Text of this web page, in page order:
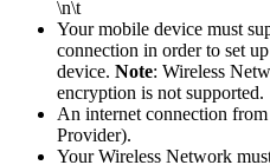
\n\t
Your mobile device must
connection in order to set
device. Note: Wireless
encryption is not supported.
An internet connection
Provider).
Your Wireless Network